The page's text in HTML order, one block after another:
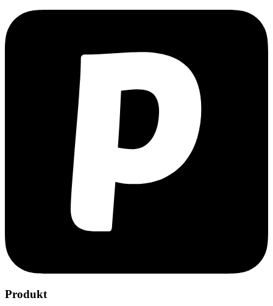
Produkt